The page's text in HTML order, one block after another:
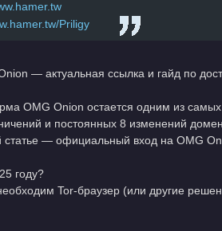
Priligy
— актуальная ссылка и гайд по
OMG Onion остается одним из
и постоянных 8 изменений
статье — официальный вход на OMG
году?
Tor-браузер (или другие